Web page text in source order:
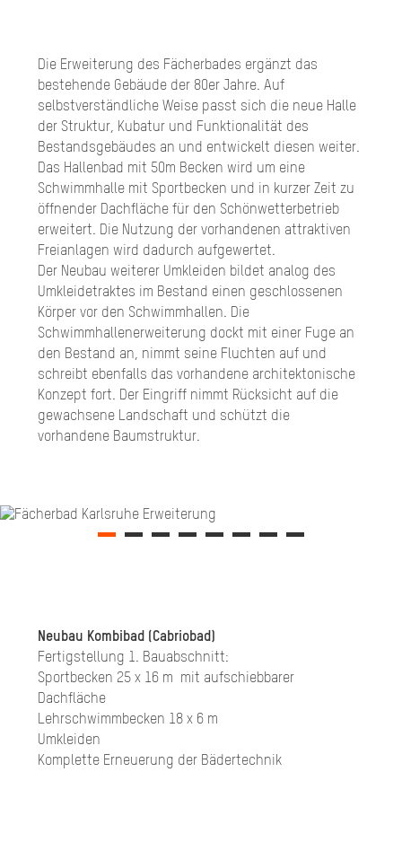
Die Erweiterung des Fächerbades ergänzt das
bestehende Gebäude der 80er Jahre. Auf
selbstverständliche Weise passt sich die neue Halle
der Struktur, Kubatur und Funktionalität des
Bestandsgebäudes an und entwickelt diesen weiter.
Das Hallenbad mit 50m Becken wird um eine
Schwimmhalle mit Sportbecken und in kurzer Zeit zu
öffnender Dachfläche für den Schönwetterbetrieb
erweitert. Die Nutzung der vorhandenen attraktiven
Freianlagen wird dadurch aufgewertet.
Der Neubau weiterer Umkleiden bildet analog des
Umkleidetraktes im Bestand einen geschlossenen
Körper vor den Schwimmhallen. Die
Schwimmhallenerweiterung dockt mit einer Fuge an
den Bestand an, nimmt seine Fluchten auf und
schreibt ebenfalls das vorhandene architektonische
Konzept fort. Der Eingriff nimmt Rücksicht auf die
gewachsene Landschaft und schützt die
vorhandene Baumstruktur.
Neubau Kombibad (Cabriobad)
Fertigstellung 1. Bauabschnitt:
Sportbecken 25 x 16 m mit aufschiebbarer
Dachfläche
Lehrschwimmbecken 18 x 6 m
Umkleiden
Komplette Erneuerung der Bädertechnik